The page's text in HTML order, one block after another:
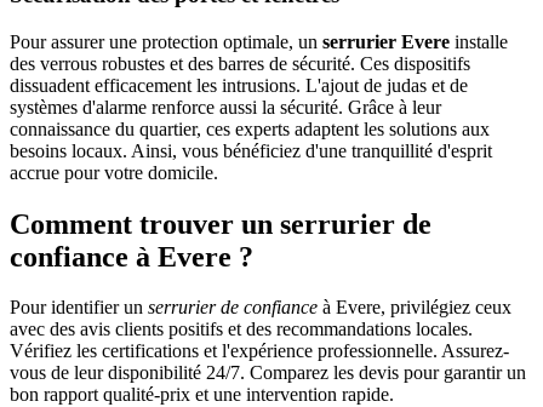
Pour assurer une protection optimale, un serrurier Evere installe
des verrous robustes et des barres de sécurité. Ces dispositifs
dissuadent efficacement les intrusions. L'ajout de judas et de
systèmes d'alarme renforce aussi la sécurité. Grâce à leur
connaissance du quartier, ces experts adaptent les solutions aux
besoins locaux. Ainsi, vous bénéficiez d'une tranquillité d'esprit
accrue pour votre domicile.
Comment trouver un serrurier de
confiance à Evere ?
Pour identifier un serrurier de confiance à Evere, privilégiez ceux
avec des avis clients positifs et des recommandations locales.
Vérifiez les certifications et l'expérience professionnelle. Assurez-
vous de leur disponibilité 24/7. Comparez les devis pour garantir un
bon rapport qualité-prix et une intervention rapide.